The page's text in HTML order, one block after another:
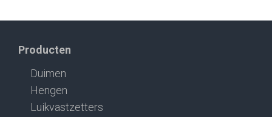
Producten
Duimen
Hengen
Luikvastzetters